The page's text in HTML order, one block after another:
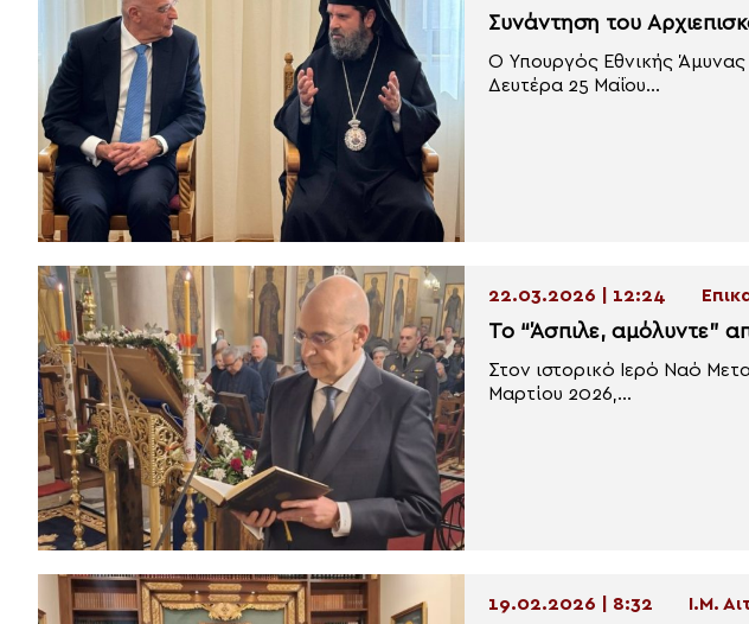
Συνάντηση του
O Υπουργός Εθνικής Άμυνας
Δευτέρα 25 Μαΐου...
22.03.2026 | 12:24
Το “Άσπιλε, αμόλυντε”
Στον ιστορικό Ιερό Ναό
Μαρτίου 2026,...
19.02.2026 | 8:32 Ι.Μ.